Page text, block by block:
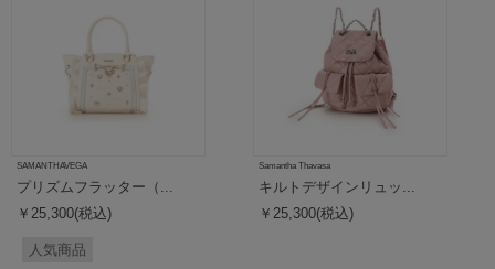
SAMANTHAVEGA
プリズムフラッター（...
￥25,300(税込)
人気商品
Samantha Thavasa
キルトデザインリュッ...
￥25,300(税込)